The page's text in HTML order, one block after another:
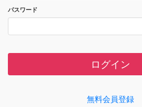
パスワード
ログイン
無料会員登録